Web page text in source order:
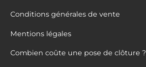
Conditions générales de vente
Mentions légales
Combien coûte une pose de clôture ?